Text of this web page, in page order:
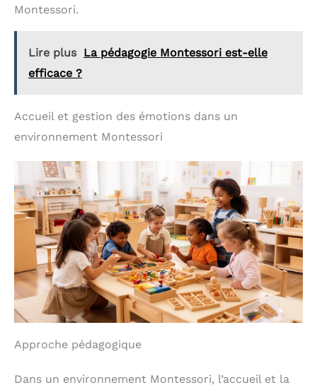
Montessori.
Lire plus La pédagogie Montessori est-elle
efficace ?
Accueil et gestion des émotions dans un
environnement Montessori
Approche pédagogique
Dans un environnement Montessori, l’accueil et la